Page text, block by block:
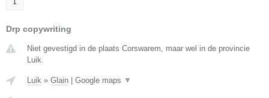
1
Drp copywriting
Niet gevestigd in de plaats Corswarem, maar wel in de provincie
Luik.
Luik » Glain Google maps ▼